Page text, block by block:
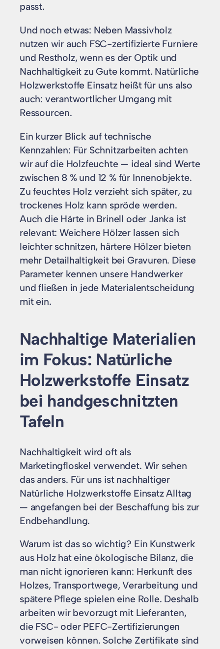
passt.
Und noch etwas: Neben Massivholz
nutzen wir auch FSC-zertifizierte Furniere
und Restholz, wenn es der Optik und
Nachhaltigkeit zu Gute kommt. Natürliche
Holzwerkstoffe Einsatz heißt für uns also
auch: verantwortlicher Umgang mit
Ressourcen.
Ein kurzer Blick auf technische
Kennzahlen: Für Schnitzarbeiten achten
wir auf die Holzfeuchte — ideal sind Werte
zwischen 8 % und 12 % für Innenobjekte.
Zu feuchtes Holz verzieht sich später, zu
trockenes Holz kann spröde werden.
Auch die Härte in Brinell oder Janka ist
relevant: Weichere Hölzer lassen sich
leichter schnitzen, härtere Hölzer bieten
mehr Detailhaltigkeit bei Gravuren. Diese
Parameter kennen unsere Handwerker
und fließen in jede Materialentscheidung
mit ein.
Nachhaltige Materialien
im Fokus: Natürliche
Holzwerkstoffe Einsatz
bei handgeschnitzten
Tafeln
Nachhaltigkeit wird oft als
Marketingfloskel verwendet. Wir sehen
das anders. Für uns ist nachhaltiger
Natürliche Holzwerkstoffe Einsatz Alltag
— angefangen bei der Beschaffung bis zur
Endbehandlung.
Warum ist das so wichtig? Ein Kunstwerk
aus Holz hat eine ökologische Bilanz, die
man nicht ignorieren kann: Herkunft des
Holzes, Transportwege, Verarbeitung und
spätere Pflege spielen eine Rolle. Deshalb
arbeiten wir bevorzugt mit Lieferanten,
die FSC- oder PEFC-Zertifizierungen
vorweisen können. Solche Zertifikate sind